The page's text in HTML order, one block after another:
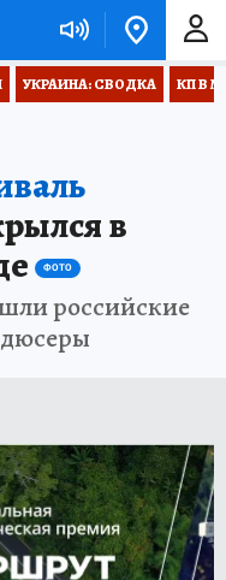
УКРАИНА: СВОДКА КП В
в
ФОТО
российские